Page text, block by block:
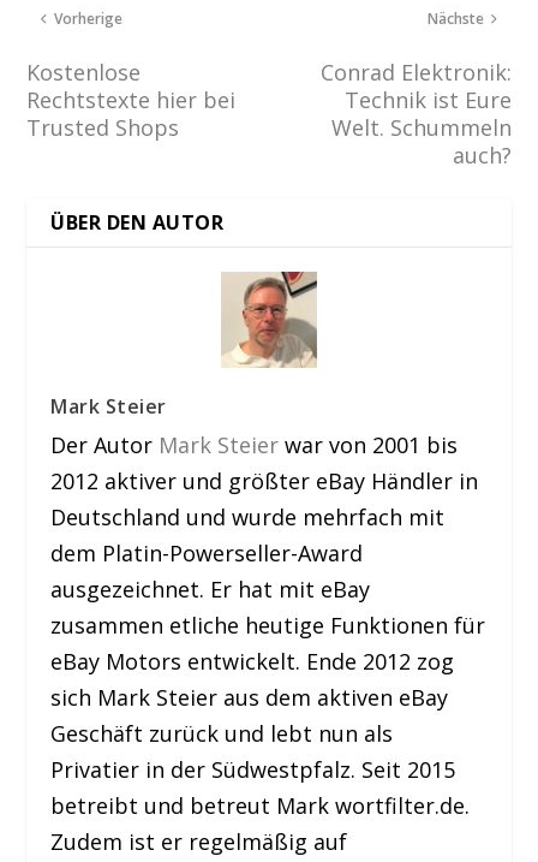
Vorherige
Kostenlose
Rechtstexte hier bei
Trusted Shops
Nächste
Conrad Elektronik:
Technik ist Eure
Welt. Schummeln
auch?
ÜBER DEN AUTOR
Mark Steier
Der Autor Mark Steier war von 2001 bis
2012 aktiver und größter eBay Händler in
Deutschland und wurde mehrfach mit
dem Platin-Powerseller-Award
ausgezeichnet. Er hat mit eBay
zusammen etliche heutige Funktionen für
eBay Motors entwickelt. Ende 2012 zog
sich Mark Steier aus dem aktiven eBay
Geschäft zurück und lebt nun als
Privatier in der Südwestpfalz. Seit 2015
betreibt und betreut Mark wortfilter.de.
Zudem ist er regelmäßig auf